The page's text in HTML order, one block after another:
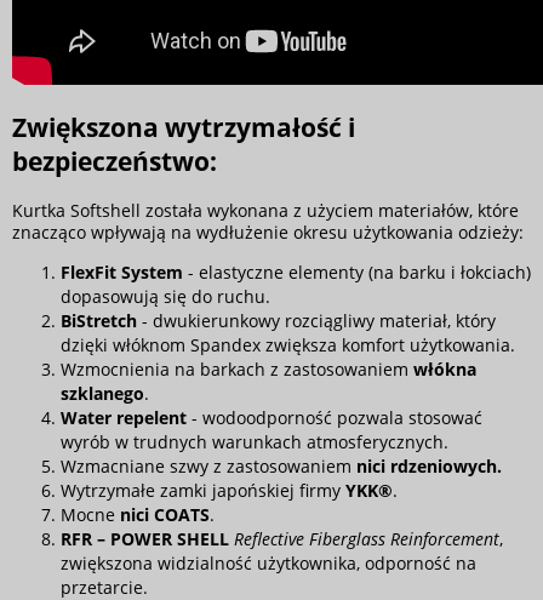
Zwiększona wytrzymałość i
bezpieczeństwo:
Kurtka Softshell została wykonana z użyciem materiałów, które
znacząco wpływają na wydłużenie okresu użytkowania odzieży:
FlexFit System - elastyczne elementy (na barku i łokciach)
dopasowują się do ruchu.
BiStretch - dwukierunkowy rozciągliwy materiał, który
dzięki włóknom Spandex zwiększa komfort użytkowania.
Wzmocnienia na barkach z zastosowaniem włókna
szklanego.
Water repelent - wodoodporność pozwala stosować
wyrób w trudnych warunkach atmosferycznych.
Wzmacniane szwy z zastosowaniem nici rdzeniowych.
Wytrzymałe zamki japońskiej firmy YKK®.
Mocne nici COATS.
RFR – POWER SHELL Reflective Fiberglass Reinforcement,
zwiększona widzialność użytkownika, odporność na
przetarcie.